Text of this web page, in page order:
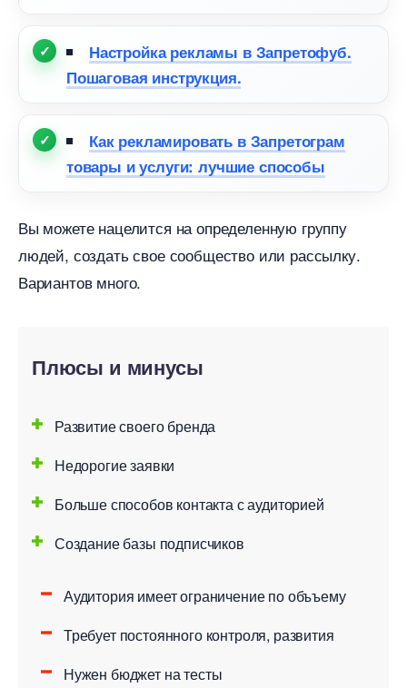
Настройка рекламы в Запретофуб.
Пошаговая инструкция.
Как рекламировать в Запретограм
товары и услуги: лучшие способы
ы можете нацелится на определенную группу
людей, создать свое сообщество или рассылку.
ариантов много.
Плюсы и минусы
Развитие своего бренда
Недорогие заявки
Больше способов контакта с аудиторией
Создание базы подписчико
Аудитория имеет ограничение по объъему
Требует постоянного контроля, развития
Нужен бюджет на тесты